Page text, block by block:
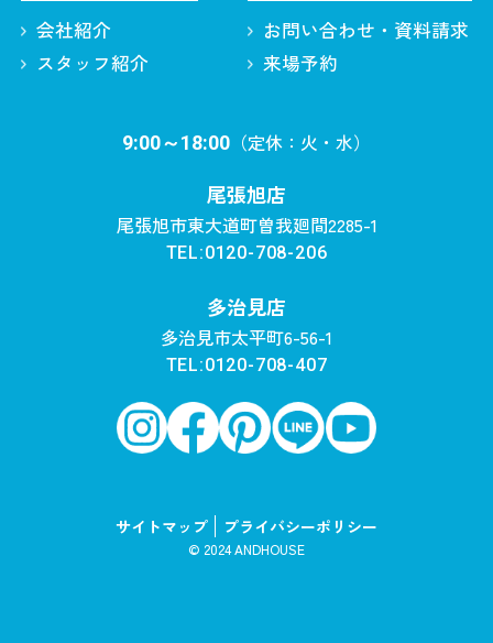
9:00～18:00 （定休：火・水）
尾張旭店
尾張旭市東大道町曽我廻間2285-1
TEL:0120-708-206
多治見店
多治見市太平町6-56-1
TEL:0120-708-407
会社紹介
スタッフ紹介
お問い合わせ・資料請求
来場予約
サイトマップ プライバシーポリシー
© 2024 ANDHOUSE